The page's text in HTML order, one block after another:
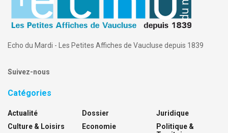
Echo du Mardi - Les Petites Affiches de Vaucluse depuis 1839
Suivez-nous
Catégories
Actualité
Culture & Loisirs
Dossier
Economie
Juridique
Politique &